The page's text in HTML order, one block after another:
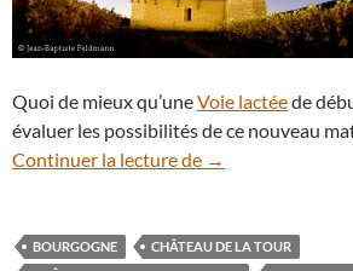
Quoi de mieux qu’uneVoie lactéede
évaluer les possibilités de ce nouveau
Continuer la lecture de
La Voie lactée
→
BOURGOGNE
CHÂTEAU DE LA TOUR